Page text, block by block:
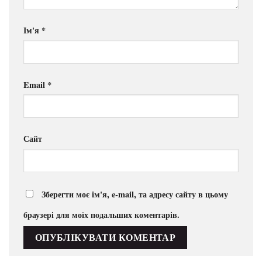
Ім'я *
Email *
Сайт
Зберегти моє ім'я, e-mail, та адресу сайту в цьому
браузері для моїх подальших коментарів.